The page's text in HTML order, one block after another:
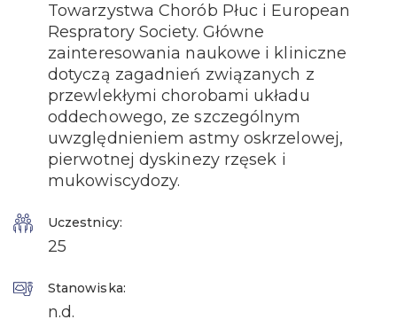
Towarzystwa Chorób Płuc i European
Respratory Society. Główne
zainteresowania naukowe i kliniczne
dotyczą zagadnień związanych z
przewlekłymi chorobami układu
oddechowego, ze szczególnym
uwzględnieniem astmy oskrzelowej,
pierwotnej dyskinezy rzęsek i
mukowiscydozy.
Uczestnicy:
25
Stanowiska:
n.d.